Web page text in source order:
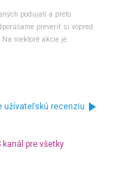
podujatí a preto
preveriť si vopred
niektoré akcie je
užívateľskú recenziu
kanál pre všetky